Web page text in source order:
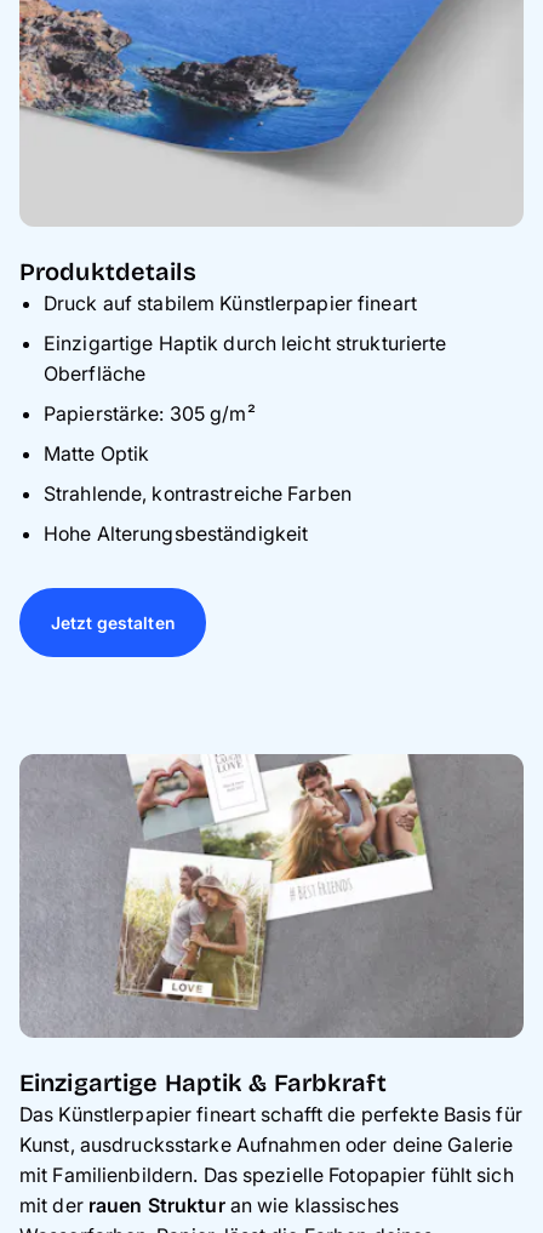
Produktdetails
Druck auf stabilem Künstlerpapier fineart
Einzigartige Haptik durch leicht strukturierte
Oberfläche
Papierstärke: 305 g/m²
Matte Optik
Strahlende, kontrastreiche Farben
Hohe Alterungsbeständigkeit
Jetzt gestalten
Einzigartige Haptik & Farbkraft
Das Künstlerpapier fineart schafft die perfekte Basis für
Kunst, ausdrucksstarke Aufnahmen oder deine Galerie
mit Familienbildern. Das spezielle Fotopapier fühlt sich
mit der rauen Strukturan wie klassisches